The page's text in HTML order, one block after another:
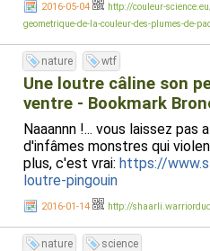
2016-05-04
http://couleur-
geometrique-de-la-couleur-des-plumes-de-
nature wtf
Une loutre câline son
ventre - Bookmark
Naaannn !... vous laissez
d'infâmes monstres qui
plus, c'est vrai: https://
loutre-pingouin
2016-01-14 http://
nature science